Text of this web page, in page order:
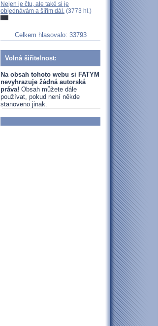
Nejen je čtu, ale také si je
objednávám a šířím dál. (3773 hl.)
Celkem hlasovalo: 33793
Volná šiřitelnost:
Na obsah tohoto webu si FATYM
nevyhrazuje žádná autorská
práva! Obsah můžete dále
používat, pokud není někde
stanoveno jinak.